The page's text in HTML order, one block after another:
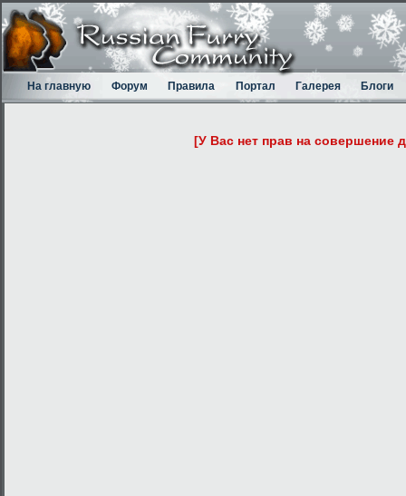
На главную Форум Правила Портал Галерея Блоги
[У Вас нет прав на совершение